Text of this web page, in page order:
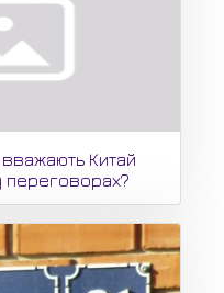
вважають Китай
переговорах?